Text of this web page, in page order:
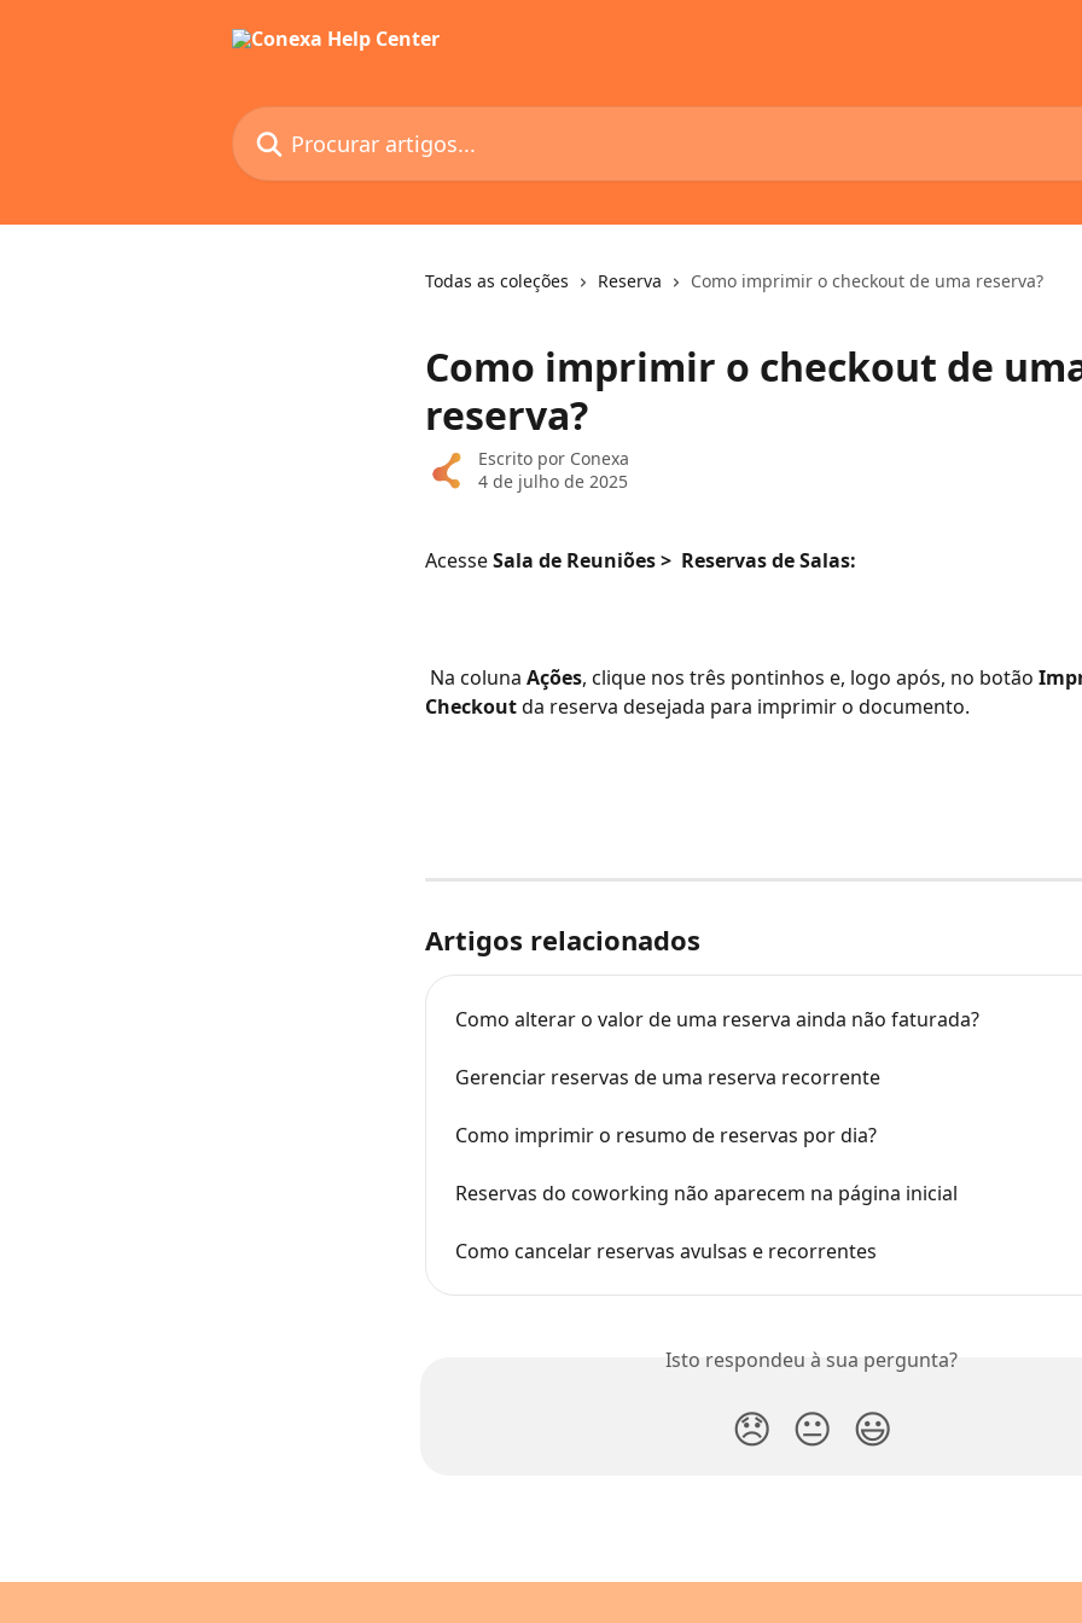
Procurar artigos...
Todas as coleções Reserva Como imprimir o checkout de uma reserva?
Como imprimir o checkout de
reserva?
Escrito por Conexa
4 de julho de 2025
Acesse Sala de Reuniões >  Reservas de Salas:
Na coluna Ações, clique nos três pontinhos e, logo após, no botão
Checkout da reserva desejada para imprimir o documento.
Artigos relacionados
Como alterar o valor de uma reserva ainda não faturada?
Gerenciar reservas de uma reserva recorrente
Como imprimir o resumo de reservas por dia?
Reservas do coworking não aparecem na página inicial
Como cancelar reservas avulsas e recorrentes
Isto respondeu à sua pergunta?
😞 😐 😃